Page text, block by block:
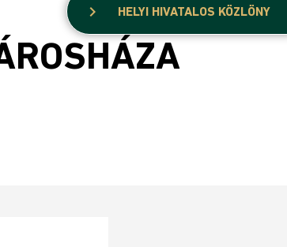
chevron_right HELYI HIVATALOS KÖZLÖNY